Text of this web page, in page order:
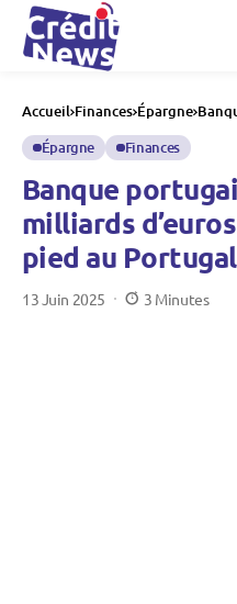
Accueil Finances Épargne
Épargne Finances
Banque
milliards
pied au Portugal
13 Juin 2025 3 Minutes